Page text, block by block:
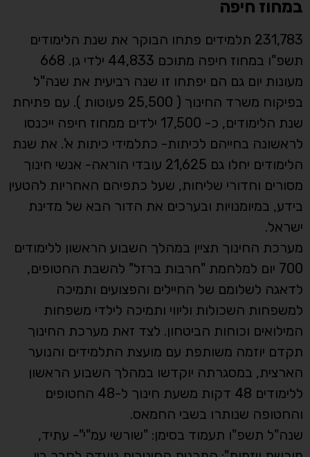
במחוז חיפה
231,783 תלמידים פתחו הבוקר את שנת הלימודים
תשפ"ו במחוז חיפה מתוכם 44,833 ילדי גן. 668
מעונות יום גם הם יפתחו זו שנה רביעית את שנה"ל
בפיקוח משרד החינוך ( 25,500 פעוטות ). עם פתיחת
שנת הלימודים, כ- 17,500 ילדים ממחוז חיפה ייכנסו
לראשונה בחייהם לכיתות- כתלמידי כיתות א'. את שנת
הלימודים יחלו גם 21,625 עובדי הוראה- אנשי חינוך
מסורים וחדורי שליחות, שעל כתפיהם האחריות להטעין
בידע, במיומנויות ובערכים את הדור הבא של מדינת
ישראל.
מערכת החינוך תציין במהלך השבוע הראשון ללימודים
700 יום למלחמת "חרבות ברזל" להשבת החטופים,
לדאגה לשלומם של החיילים והפצועים ותמיכה
למשפחות השכולות וליווי ותמיכה לילדי משפחות
המילואים וכוחות הביטחון. לצד זאת מערכת החינוך
תקדם יוזמה משותפת עם מועצת התלמידים והנוער
הארצית, במסגרתה יוקדשו במהלך השבוע הראשון
ללימודים 48 דקות משעת חינוך ל-48 החטופים
והחטופה שנותרו בשבי החמאס.
שנה"ל תשפ"ו תעמוד בסימן: "שורשי עמ"י"- עתיד,